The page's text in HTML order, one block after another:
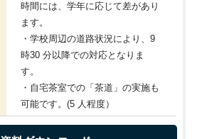
時間には、学年に応じて差があり
ます。
・学校周辺の道路状況により、9
時30 分以降での対応となりま
す。
・自宅茶室での「茶道」の実施も
可能です。(5 人程度）